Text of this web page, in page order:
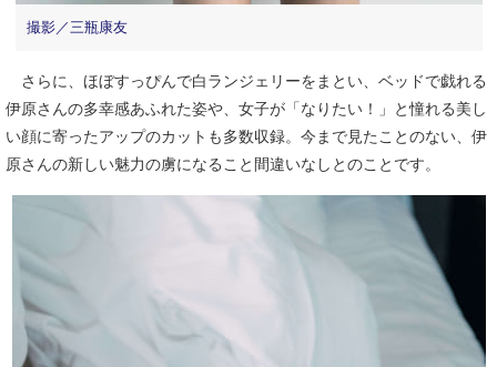
撮影／三瓶康友
さらに、ほぼすっぴんで白ランジェリーをまとい、ベッドで戯れる
伊原さんの多幸感あふれた姿や、女子が「なりたい！」と憧れる美し
い顔に寄ったアップのカットも多数収録。今まで見たことのない、伊
原さんの新しい魅力の虜になること間違いなしとのことです。